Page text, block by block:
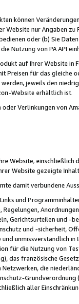
können
Website nur Angaben
oder (b) Sie
Nutzung von PA API
auf Ihrer Website
Preisen für das
jeweils den
Website erhältlich ist.
Verlinkungen von
Website,
Website gezeigte
damit verbundene
und
Gerichtsurteilen und -
und -sicherheit,
unmissverständlich
für die Nutzung von
das französische
Netzwerken, die
aller